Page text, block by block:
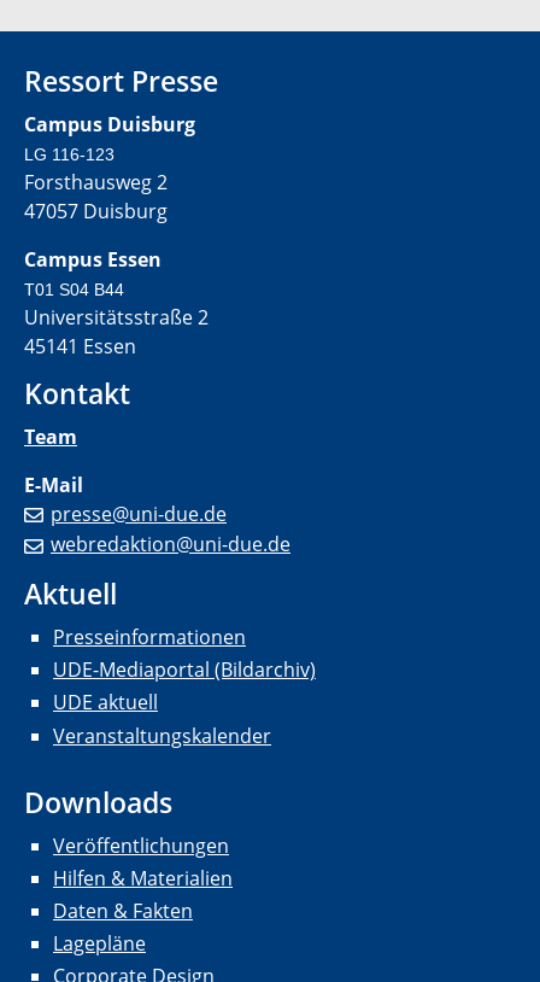
Ressort Presse
Campus Duisburg
LG 116-123
Forsthausweg 2
47057 Duisburg
Campus Essen
T01 S04 B44
Universitätsstraße 2
45141 Essen
Kontakt
Team
E-Mail
presse@uni-due.de
webredaktion@uni-due.de
Aktuell
Presseinformationen
UDE-Mediaportal (Bildarchiv)
UDE aktuell
Veranstaltungskalender
Downloads
Veröffentlichungen
Hilfen & Materialien
Daten & Fakten
Lagepläne
Corporate Design